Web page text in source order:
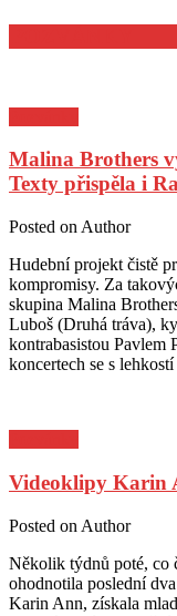
Malina Brothers
Texty přispěla i
Posted on Author
Hudební projekt čistě
kompromisy. Za
skupina Malina
Luboš (Druhá tráva),
kontrabasistou Pavlem
koncertech se s
Videoklipy Karin
Posted on Author
Několik týdnů poté, co
ohodnotila poslední
Karin Ann, získala